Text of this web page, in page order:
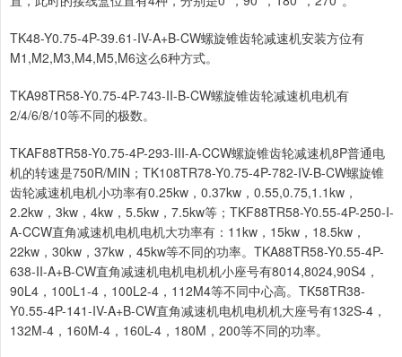
TK48-Y0.75-4P-39.61-IV-A+B-CW螺旋锥齿轮减速机安装方位有
M1,M2,M3,M4,M5,M6这么6种方式。
TKA98TR58-Y0.75-4P-743-II-B-CW螺旋锥齿轮减速机电机有
2/4/6/8/10等不同的极数。
TKAF88TR58-Y0.75-4P-293-III-A-CCW螺旋锥齿轮减速机8P普通电
机的转速是750R/MIN；TK108TR78-Y0.75-4P-782-IV-B-CW螺旋锥
齿轮减速机电机小功率有0.25kw，0.37kw，0.55,0.75,1.1kw，
2.2kw，3kw，4kw，5.5kw，7.5kw等；TKF88TR58-Y0.55-4P-250-I-
A-CCW直角减速机电机电机大功率有：11kw，15kw，18.5kw，
22kw，30kw，37kw，45kw等不同的功率。TKA88TR58-Y0.55-4P-
638-II-A+B-CW直角减速机电机电机机小座号有8014,8024,90S4，
90L4，100L1-4，100L2-4，112M4等不同中心高。TK58TR38-
Y0.55-4P-141-IV-A+B-CW直角减速机电机电机机大座号有132S-4，
132M-4，160M-4，160L-4，180M，200等不同的功率。